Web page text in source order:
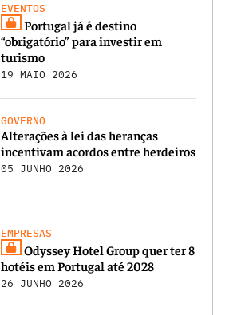
EVENTOS
Portugal já é destino
“obrigatório” para investir em
turismo
19 MAIO 2026
GOVERNO
Alterações à lei das heranças
incentivam acordos entre herdeiros
05 JUNHO 2026
EMPRESAS
Odyssey Hotel Group quer ter 8
hotéis em Portugal até 2028
26 JUNHO 2026